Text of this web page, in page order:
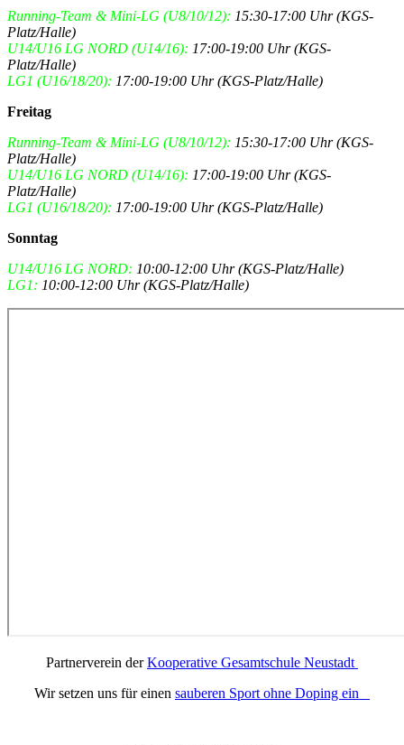
Running-Team & Mini-LG (U8/10/12): 15:30-17:00 Uhr (KGS-
Platz/Halle)
U14/U16 LG NORD (U14/16): 17:00-19:00 Uhr (KGS-
Platz/Halle)
LG1 (U16/18/20): 17:00-19:00 Uhr (KGS-Platz/Halle)
Freitag
Running-Team & Mini-LG (U8/10/12): 15:30-17:00 Uhr (KGS-
Platz/Halle)
U14/U16 LG NORD (U14/16): 17:00-19:00 Uhr (KGS-
Platz/Halle)
LG1 (U16/18/20): 17:00-19:00 Uhr (KGS-Platz/Halle)
Sonntag
U14/U16 LG NORD: 10:00-12:00 Uhr (KGS-Platz/Halle)
LG1: 10:00-12:00 Uhr (KGS-Platz/Halle)
Partnerverein derKooperative Gesamtschule Neustadt
Wir setzen uns für einen sauberen Sport ohne Doping ein